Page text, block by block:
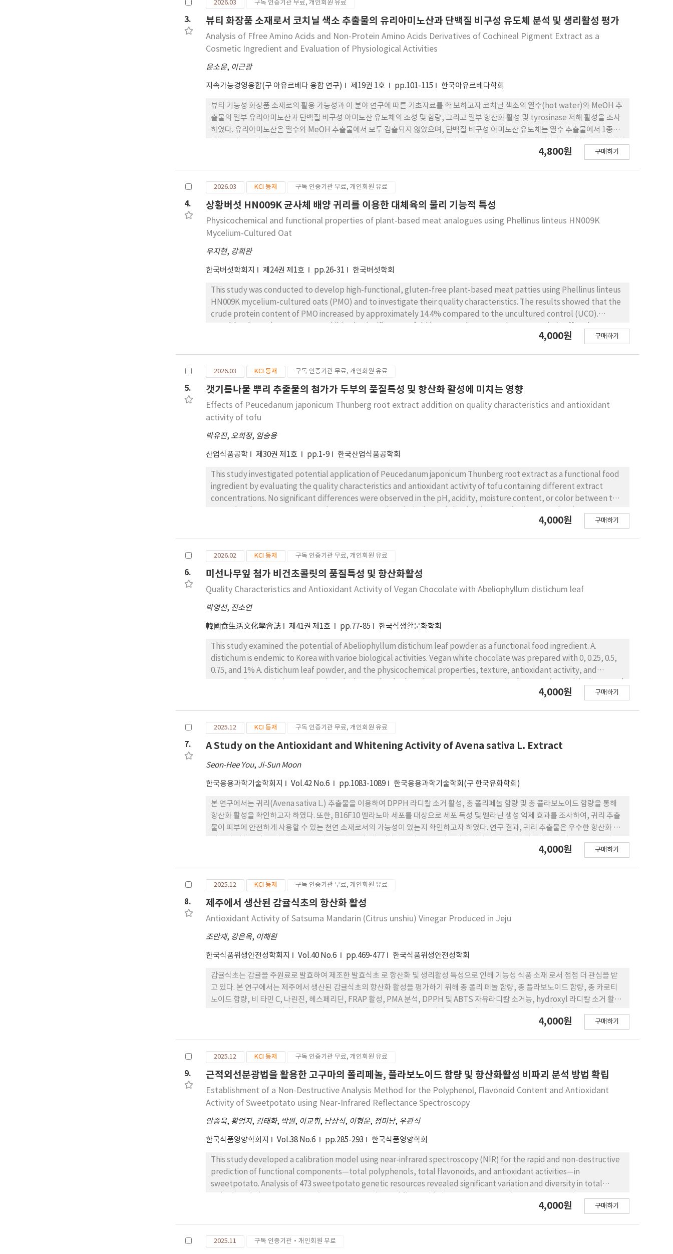
귤칩에서는 각각 282.83-288.06 mg/100 g, 159.77-170.92 mg/100 g로 나타났으 며(P<0.05), 나린제닌과 헤스페레틴은 모든 시료에
서 검출 되지 않았다. 대조군에서 항산화 활성 성분은 감귤 과피가 감귤 생과와 감귤 과육보다 높은 함량을 나타냈다(P<0.05). FRAP 활
는 각각 19.31-22.54 mM TE/g, 8.90- 9.06 mg BHTE/g로 나타났다(P<0.05). 그러나 PMA는 44.72- 51.31 mg AAE/g으로 과피가 포
함된 감귤칩과 과피가 제거된 감귤칩에서 유의적인 차이가 나타나지 않았다(P>0.05). DPPH 및 ABTS 자유라디칼 소거능 또한 고형분
의 농도 의 존적으로 증가하였으며, 모든 농도 구간에서 과피가 포함된 감귤칩이 과피가 제거된 감귤칩 보다 유의적으로 높았다 P<0.05).
영향을 미친다는 것을 시사한다.
3.
2026.03 구독 인증기관 무료, 개인회원 유료
뷰티 화장품 소재로서 코치닐 색소 추출물의 유리아미노산과 단백질 비구성 유도체 분석 및 생리활성 평가
Analysis of Ffree Amino Acids and Non-Protein Amino Acids Derivatives of Cochineal Pigment Extract as a
Cosmetic Ingredient and Evaluation of Physiological Activities
윤소윤, 이근광
지속가능경영융합(구 아유르베다 융합 연구) 제19권 1호 pp.101-115 한국아유르베다학회
뷰티 기능성 화장품 소재로의 활용 가능성과 이 분야 연구에 따른 기초자료를 확 보하고자 코치닐 색소의 열수(hot water)와 MeOH 추
출물의 일부 유리아미노산과 단백질 비구성 아미노산 유도체의 조성 및 함량, 그리고 일부 항산화 활성 및 tyrosinase 저해 활성을 조사
하였다. 유리아미노산은 열수와 MeOH 추출물에서 모두 검출되지 않았으며, 단백질 비구성 아미노산 유도체는 열수 추출물에서 1종
수 추출물이 MeOH 추출물에서 보다 약간 높게 나타났다. 또한 Tyrosinase 저해 활성 정도는 열수(9.85±0.13%)와 MeOH 추출물
화장품 성분으로의 활용 가능한 것으로 사료되나, 이에 따른 세포독성 및 제형 연구를 포함한 지속적이고, 추가적인 연구가 필요한 것으
로 사료된다. 이의 연구 결과는 화장품 소재 분야 연구에 따른 기초자료로서의 활 용 가능성이 있는 것으로 사료된다.
4,800원 구매하기
4.
2026.03 KCI 등재 구독 인증기관 무료, 개인회원 유료
상황버섯 HN009K 균사체 배양 귀리를 이용한 대체육의 물리 기능적 특성
Physicochemical and functional properties of plant-based meat analogues using Phellinus linteus HN009K
Mycelium-Cultured Oat
우지현, 강희완
한국버섯학회지 제24권 제1호 pp.26-31 한국버섯학회
This study was conducted to develop high-functional, gluten-free plant-based meat patties using Phellinus linteus
HN009K mycelium-cultured oats (PMO) and to investigate their quality characteristics. The results showed that the
crude protein content of PMO increased by approximately 14.4% compared to the uncultured control (UCO).
the mushroom mycelium and the oat substrate. Texture Profile Analysis (TPA) revealed that as the PMO content
patties containing 20% PMO showed significantly improved antioxidant activity and maintained the immune-active
components derived from P. linteus. In conclusion, PMO is a promising core material that simultaneously enhances
for the development of high-value-added alternative protein foods.
4,000원 구매하기
5.
2026.03 KCI 등재 구독 인증기관 무료, 개인회원 유료
갯기름나물 뿌리 추출물의 첨가가 두부의 품질특성 및 항산화 활성에 미치는 영향
Effects of Peucedanum japonicum Thunberg root extract addition on quality characteristics and antioxidant
activity of tofu
박유진, 오희정, 임승용
산업식품공학 제30권 제1호 pp.1-9 한국산업식품공학회
This study investigated potential application of Peucedanum japonicum Thunberg root extract as a functional food
ingredient by evaluating the quality characteristics and antioxidant activity of tofu containing different extract
concentrations. No significant differences were observed in the pH, acidity, moisture content, or color between the
springiness, and gumminess decreased, whereas adhesiveness increased with increasing root extract
content increased in parallel with the increase in root extract concentrations; however, no significant differences
were detected beyond root extract concentration of 7.5%. Sensory evaluation showed that higher root extract
While no preferential decrease was observed with root extract concentration of 7.5% compared with the control,
preferential decrease was observed with root extract concentration of 10%. These results suggest that
japonicum root has a potential to be used as a natural bioactive food ingredient owing to its high consumer
acceptability and improved antioxidant activity.
4,000원 구매하기
6.
2026.02 KCI 등재 구독 인증기관 무료, 개인회원 유료
미선나무잎 첨가 비건초콜릿의 품질특성 및 항산화활성
Quality Characteristics and Antioxidant Activity of Vegan Chocolate with Abeliophyllum distichum leaf
박영선, 진소연
韓國食生活文化學會誌 제41권 제1호 pp.77-85 한국식생활문화학회
This study examined the potential of Abeliophyllum distichum leaf powder as a functional food ingredient. A.
distichum is endemic to Korea with varioe biological activities. Vegan white chocolate was prepared with 0, 0.25, 0.5,
0.75, and 1% A. distichum leaf powder, and the physicochemical properties, texture, antioxidant activity, and
significantly as the amount of A. distichum leaf powder increased, indicating enhanced antioxidant capacity. Color
soluble solid contents decreased. Texture analysis revealed decreased hardness and increased cohesiveness,
resulting in a softer and more compact texture. The sensory evaluation suggested that the overall acceptability was
taste. Higher addition levels reduced the acceptability because of the increased bitterness and color intensity.
These results suggest that 0.5% A. distichum leaf powder is the optimal level for enhancing the functional and
sensory qualities of vegan chocolate.
4,000원 구매하기
7.
2025.12 KCI 등재 구독 인증기관 무료, 개인회원 유료
A Study on the Antioxidant and Whitening Activity of Avena sativa L. Extract
Seon-Hee You, Ji-Sun Moon
한국응용과학기술학회지 Vol.42 No.6 pp.1083-1089 한국응용과학기술학회(구 한국유화학회)
본 연구에서는 귀리(Avena sativa L.) 추출물을 이용하여 DPPH 라디칼 소거 활성, 총 폴리페놀 함량 및 총 플라보노이드 함량을 통해
항산화 활성을 확인하고자 하였다. 또한, B16F10 멜라노마 세포를 대상으로 세포 독성 및 멜라닌 생성 억제 효과를 조사하여, 귀리 추출
물이 피부에 안전하게 사용할 수 있는 천연 소재로서의 가능성이 있는지 확인하고자 하였다. 연구 결과, 귀리 추출물은 우수한 항산화 활
마 세포에서의 안전성을 확인하였다. 이러한 연구 결과를 통해 귀리 추출물은 세포 독성 없이 탁월한 항산화 및 미백 활성을 지니고 있어,
4,000원 구매하기
8.
2025.12 KCI 등재 구독 인증기관 무료, 개인회원 유료
제주에서 생산된 감귤식초의 항산화 활성
Antioxidant Activity of Satsuma Mandarin (Citrus unshiu) Vinegar Produced in Jeju
조만재, 강은옥, 이해원
한국식품위생안전성학회지 Vol.40 No.6 pp.469-477 한국식품위생안전성학회
감귤식초는 감귤을 주원료로 발효하여 제조한 발효식초 로 항산화 및 생리활성 특성으로 인해 기능성 식품 소재 로서 점점 더 관심을 받
고 있다. 본 연구에서는 제주에서 생산된 감귤식초의 항산화 활성을 평가하기 위해 총 폴리 페놀 함량, 총 플라보노이드 함량, 총 카로티
노이드 함량, 비 타민 C, 나린진, 헤스페리딘, FRAP 활성, PMA 분석, DPPH 및 ABTS 자유라디칼 소거능, hydroxyl 라디칼 소거 활성
314.93-685.83 μg GAE/g, 328.72- 727.66 μg QE/g, 0.25-0.72 μg/mL으로 나타났으며, 비타민 C, 나리진, 헤스페리딘 함량은 각각
성을 나타냈다. 반면, hydroxyl 라디칼 소거 활성은 14.40- 20.74%로 다른 분석 지표에 비해 낮은 수치를 보였다. 이 러한 결과는 다양한
생리 활성 화합물이 감귤 식초의 항 산화 활성에 기여한다는 것을 보여주며, 이는 기능성 식 품 성분으로의 잠재적인 활용 가능성을 시사
4,000원 구매하기
9.
2025.12 KCI 등재 구독 인증기관 무료, 개인회원 유료
근적외선분광법을 활용한 고구마의 폴리페놀, 플라보노이드 함량 및 항산화활성 비파괴 분석 방법 확립
Establishment of a Non-Destructive Analysis Method for the Polyphenol, Flavonoid Content and Antioxidant
Activity of Sweetpotato using Near-Infrared Reflectance Spectroscopy
안종욱, 황엄지, 김태화, 박원, 이교휘, 남상식, 이형운, 정미남, 우관식
한국식품영양학회지 Vol.38 No.6 pp.285-293 한국식품영양학회
This study developed a calibration model using near-infrared spectroscopy (NIR) for the rapid and non-destructive
prediction of functional components—total polyphenols, total flavonoids, and antioxidant activities—in
sweetpotato. Analysis of 473 sweetpotato genetic resources revealed significant variation and diversity in total
radical scavenging activity (7.83 to 532.56 mg/100g, CV 111%), and ABTS radical scavenging activity (11.84 to 615.87
performance for total polyphenols (R2 cv 0.895), total flavonoids (0.940), DPPH (0.955), and ABTS (0.940). External
4,000원 구매하기
2025.11 구독 인증기관·개인회원 무료